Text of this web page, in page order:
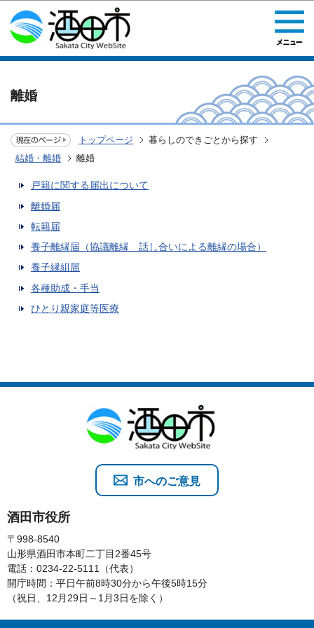
このページの本文へ移動
離婚
トップページ
暮らしのできごとから探す
結婚・離婚
離婚
戸籍に関する届出について
離婚届
転籍届
養子離縁届（協議離縁 話し合いによる離縁の場合）
養子縁組届
各種助成・手当
ひとり親家庭等医療
酒田市役所
〒998-8540
山形県酒田市本町二丁目2番45号
電話：0234-22-5111（代表）
開庁時間：平日午前8時30分から午後5時15分
（祝日、12月29日～1月3日を除く）
市へのご意見